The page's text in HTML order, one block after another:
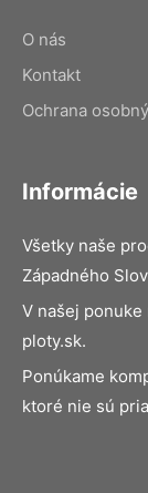
O nás
Kontakt
Ochrana
Informácie
Všetky naše
Západného
V našej
ploty.sk.
Ponúkame
ktoré nie sú